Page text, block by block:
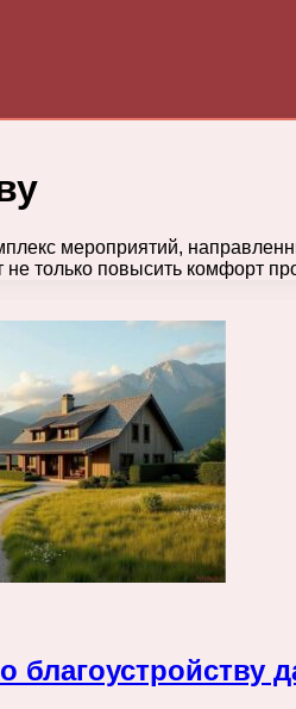
мероприятий,
не только повысить комфорт
благоустройству